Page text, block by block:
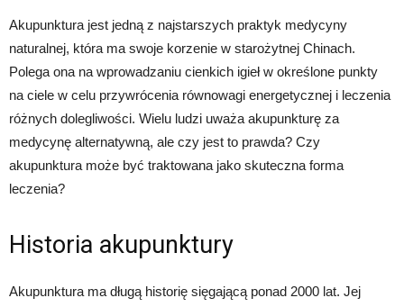
Akupunktura jest jedną z najstarszych praktyk medycyny
naturalnej, która ma swoje korzenie w starożytnej Chinach.
Polega ona na wprowadzaniu cienkich igieł w określone punkty
na ciele w celu przywrócenia równowagi energetycznej i leczenia
różnych dolegliwości. Wielu ludzi uważa akupunkturę za
medycynę alternatywną, ale czy jest to prawda? Czy
akupunktura może być traktowana jako skuteczna forma
leczenia?
Historia akupunktury
Akupunktura ma długą historię sięgającą ponad 2000 lat. Jej